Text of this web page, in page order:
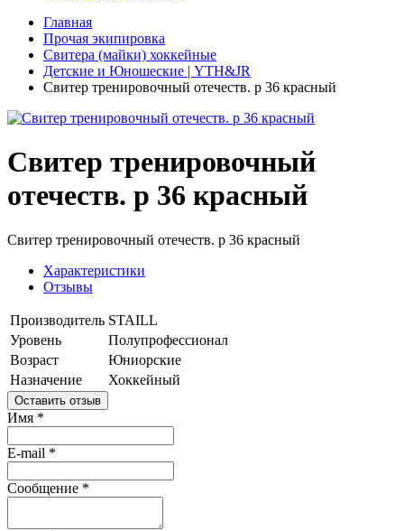
Главная
Прочая экипировка
Свитера (майки) хоккейные
Детские и Юношеские | YTH&JR
Свитер тренировочный отечеств. р 36 красный
Свитер тренировочный
отечеств. р 36 красный
Свитер тренировочный отечеств. р 36 красный
Характеристики
Отзывы
Производитель STAILL
Уровень
Полупрофессионал
Возраст
Юниорские
Назначение
Хоккейный
Оставить отзыв
Имя *
E-mail *
Сообщение *